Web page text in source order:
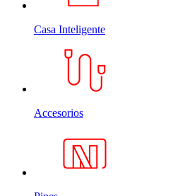
Casa Inteligente
Accesorios